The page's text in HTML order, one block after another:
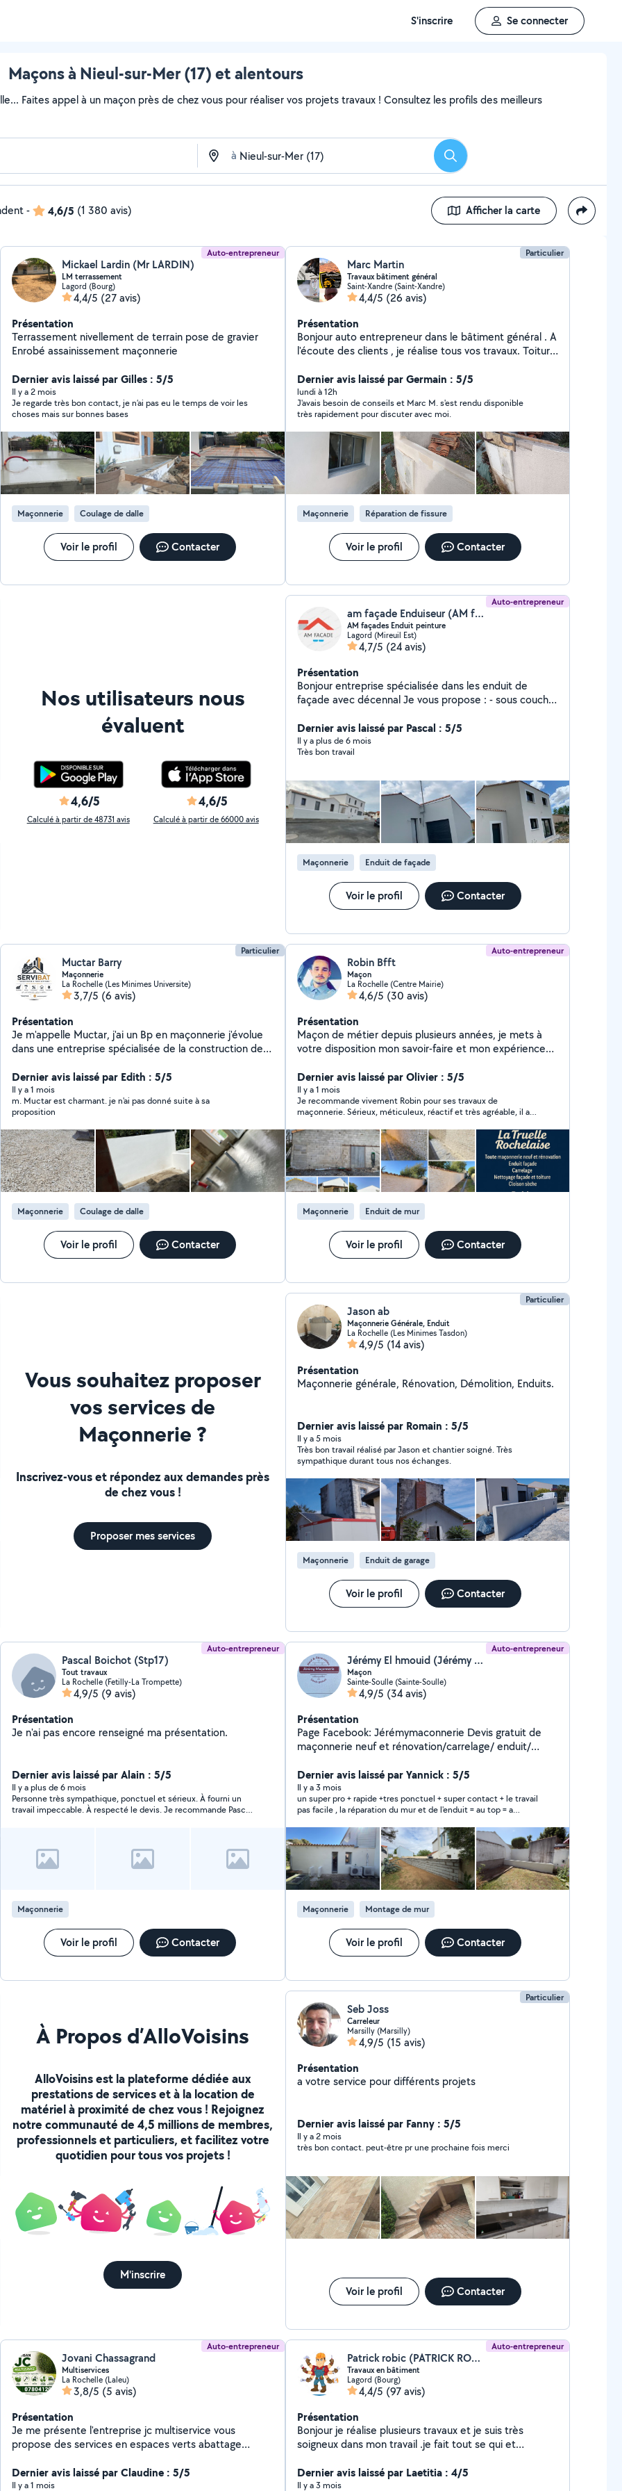
S'inscrire Se connecter
Maçons à Nieul-sur-Mer (17) et alentours
Faites appel à un maçon près de chez vous pour réaliser vos projets travaux ! Consultez les profils des meilleurs
à Rechercher
- 4,6/5 (1 380 avis) Afficher la carte
Auto-entrepreneur
Mickael Lardin (Mr LARDIN)
LM terrassement
Lagord (Bourg)
4,4/5 (27 avis)
Présentation
Terrassement nivellement de terrain pose de gravier
Enrobé assainissement maçonnerie
Dernier avis laissé par Gilles : 5/5
Il y a 2 mois
Je regarde très bon contact, je n’ai pas eu le temps de voir les
choses mais sur bonnes bases
Maçonnerie Coulage de dalle
Voir le profil Contacter
Particulier
Marc Martin
Travaux bâtiment général
Saint-Xandre (Saint-Xandre)
4,4/5 (26 avis)
Présentation
Bonjour auto entrepreneur dans le bâtiment général . A
l'écoute des clients , je réalise tous vos travaux. Toiture
protection de la toiture. zinc. Placo , carrelage,
parquet, maçonnerie, ouverture de mur porteur,
création de terrasse. création de pièces
supplémentaires, montage de fenêtre, baie coulissante
etc...
Dernier avis laissé par Germain : 5/5
lundi à 12h
J'avais besoin de conseils et Marc M. s'est rendu disponible
très rapidement pour discuter avec moi.
Maçonnerie Réparation de fissure
Voir le profil Contacter
Nos utilisateurs nous
évaluent
4,6/5
Calculé à partir de 48731 avis
4,6/5
Calculé à partir de 66000 avis
Auto-entrepreneur
am façade Enduiseur (AM façades enduit)
AM façades Enduit peinture
Lagord (Mireuil Est)
4,7/5 (24 avis)
Présentation
Bonjour entreprise spécialisée dans les enduit de
façade avec décennal Je vous propose : - sous couche
- gratter - piquage joint de pierre - piquage façade - je
fait également de la peinture façade extérieur . -
nettoyage toiture ou façade Me contacter si besoin de
merci.
Dernier avis laissé par Pascal : 5/5
Il y a plus de 6 mois
Très bon travail
Maçonnerie Enduit de façade
Voir le profil Contacter
Particulier
Muctar Barry
Maçonnerie
La Rochelle (Les Minimes Universite)
3,7/5 (6 avis)
Présentation
Je m'appelle Muctar, j'ai un Bp en maçonnerie j'évolue
dans une entreprise spécialisée de la construction de
expérience dans le bâtiment plus de 6ans je vous
propose mes services avec beaucoup d'efficacité et
de professionnalisme de qualité.
Dernier avis laissé par Edith : 5/5
Il y a 1 mois
m. Muctar est charmant. je n'ai pas donné suite à sa
proposition
Maçonnerie Coulage de dalle
Voir le profil Contacter
Auto-entrepreneur
Robin Bfft
Maçon
La Rochelle (Centre Mairie)
4,6/5 (30 avis)
Présentation
Maçon de métier depuis plusieurs années, je mets à
votre disposition mon savoir-faire et mon expérience
Carrelage Toiture Peinture (rouleau ou pistolet airless)
Nettoyage de façades Placo & isolation Travail sérieux,
soigné et garanti Matériel professionnel adapté à
chaque chantier En complément, je propose
également la location de matériel de maçonnerie.
N'hésitez plus, contactez-moi pour un devis gratuit et
personnalisé.
Dernier avis laissé par Olivier : 5/5
Il y a 1 mois
Je recommande vivement Robin pour ses travaux de
maçonnerie. Sérieux, méticuleux, réactif et très agréable, il a
réputation est pleinement méritée et, au vu de la qualité de
son travail, son planning se remplit rapidement. N’hésitez pas à
le contacter !
Maçonnerie Enduit de mur
Voir le profil Contacter
Vous souhaitez proposer
vos services de
Maçonnerie ?
Inscrivez-vous et répondez aux demandes près
de chez vous !
Proposer mes services
Particulier
Jason ab
Maçonnerie Générale, Enduit
La Rochelle (Les Minimes Tasdon)
4,9/5 (14 avis)
Présentation
Maçonnerie générale, Rénovation, Démolition, Enduits.
Dernier avis laissé par Romain : 5/5
Il y a 5 mois
Très bon travail réalisé par Jason et chantier soigné. Très
sympathique durant tous nos échanges.
Maçonnerie Enduit de garage
Voir le profil Contacter
Auto-entrepreneur
Pascal Boichot (Stp17)
Tout travaux
La Rochelle (Fetilly-La Trompette)
4,9/5 (9 avis)
Présentation
Je n'ai pas encore renseigné ma présentation.
Dernier avis laissé par Alain : 5/5
Il y a plus de 6 mois
Personne très sympathique, ponctuel et sérieux. À fourni un
travail impeccable. À respecté le devis. Je recommande Pascal
Maçonnerie
Voir le profil Contacter
Auto-entrepreneur
Jérémy El hmouid (Jérémy maçonnerie)
Maçon
Sainte-Soulle (Sainte-Soulle)
4,9/5 (34 avis)
Présentation
Page Facebook: Jérémymaconnerie Devis gratuit de
maçonnerie neuf et rénovation/carrelage/ enduit/
allez sur ma page Facebook.
Dernier avis laissé par Yannick : 5/5
Il y a 3 mois
un super pro + rapide +tres ponctuel + super contact + le travail
pas facile , la réparation du mur et de l'enduit = au top = a
Maçonnerie Montage de mur
Voir le profil Contacter
À Propos d’AlloVoisins
AlloVoisins est la plateforme dédiée aux
prestations de services et à la location de
matériel à proximité de chez vous ! Rejoignez
notre communauté de 4,5 millions de membres,
professionnels et particuliers, et facilitez votre
quotidien pour tous vos projets !
M'inscrire
Particulier
Seb Joss
Carreleur
Marsilly (Marsilly)
4,9/5 (15 avis)
Présentation
a votre service pour différents projets
Dernier avis laissé par Fanny : 5/5
Il y a 2 mois
très bon contact. peut-être pr une prochaine fois merci
Voir le profil Contacter
Auto-entrepreneur
Jovani Chassagrand
Multiservices
La Rochelle (Laleu)
3,8/5 (5 avis)
Présentation
Je me présente l'entreprise jc multiservice vous
propose des services en espaces verts abattage
nettoyage de massif taille de haie et de avec peinture
vous propose aussi de la maçonnerie nettoyage de
Dernier avis laissé par Claudine : 5/5
Il y a 1 mois
Auto-entrepreneur
Patrick robic (PATRICK ROBIC)
Travaux en bâtiment
Lagord (Bourg)
4,4/5 (97 avis)
Présentation
Bonjour je réalise plusieurs travaux et je suis très
soigneux dans mon travail .je fait tout se qui et
gravats,vide grenier,peinture int et ext.tonte
pelouse,taile hait,élagage, maçonnerie, nettoyage
Dernier avis laissé par Laetitia : 4/5
Il y a 3 mois